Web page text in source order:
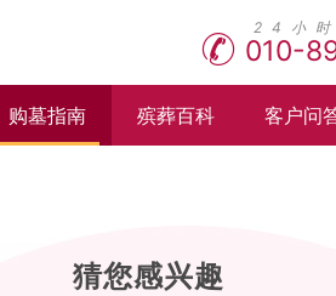
010-
购墓指南 殡葬百科 客户问
猜您感兴趣